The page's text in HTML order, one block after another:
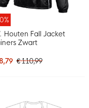
Houten Fall Jacket
Zwart
€ 110,99